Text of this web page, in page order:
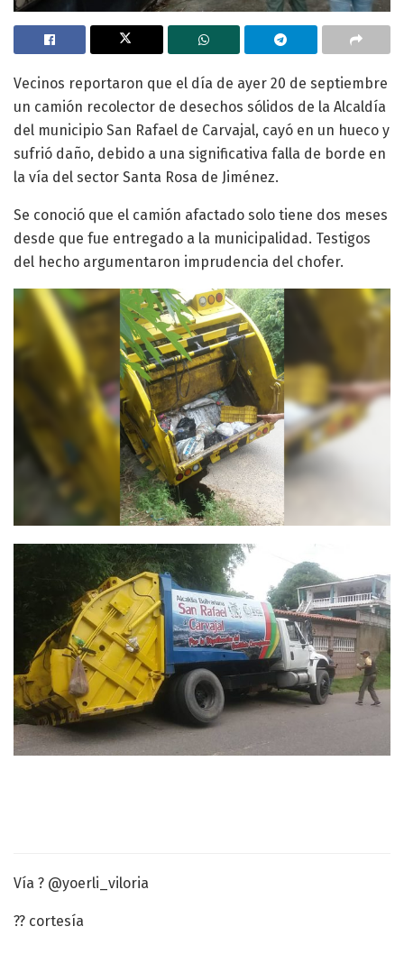
Vecinos reportaron que el día de ayer 20 de septiembre
un camión recolector de desechos sólidos de la Alcaldía
del municipio San Rafael de Carvajal, cayó en un hueco y
sufrió daño, debido a una significativa falla de borde en
la vía del sector Santa Rosa de Jiménez.
Se conoció que el camión afactado solo tiene dos meses
desde que fue entregado a la municipalidad. Testigos
del hecho argumentaron imprudencia del chofer.
Vía ? @yoerli_viloria
?? cortesía